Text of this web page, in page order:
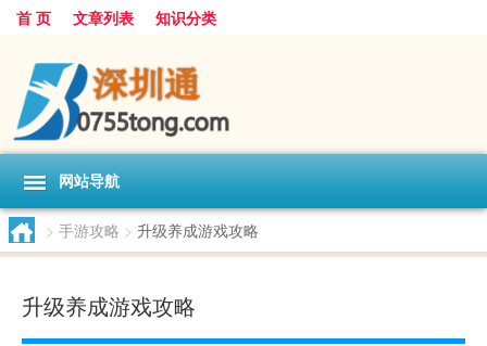
首 页 文章列表 知识分类
网站导航
> 手游攻略 > 升级养成游戏攻略
升级养成游戏攻略